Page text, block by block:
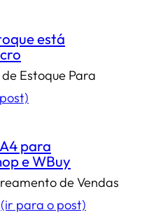
está
Estoque Para
para
e WBuy
de Vendas
(ir para o post)